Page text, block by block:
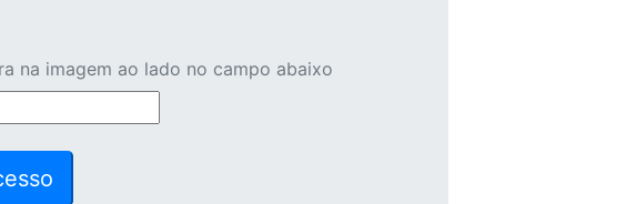
na imagem ao lado no campo abaixo